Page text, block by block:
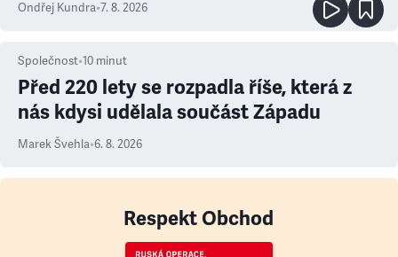
Ondřej Kundra•7. 8. 2026
Společnost•10 minut
Před 220 lety se rozpadla říše, která z
nás kdysi udělala součást Západu
Marek Švehla•6. 8. 2026
Respekt Obchod